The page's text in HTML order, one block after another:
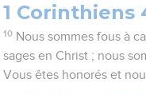
1 Corinthiens
10 Nous sommes fous à
sages en Christ ; nous
Vous êtes honorés et